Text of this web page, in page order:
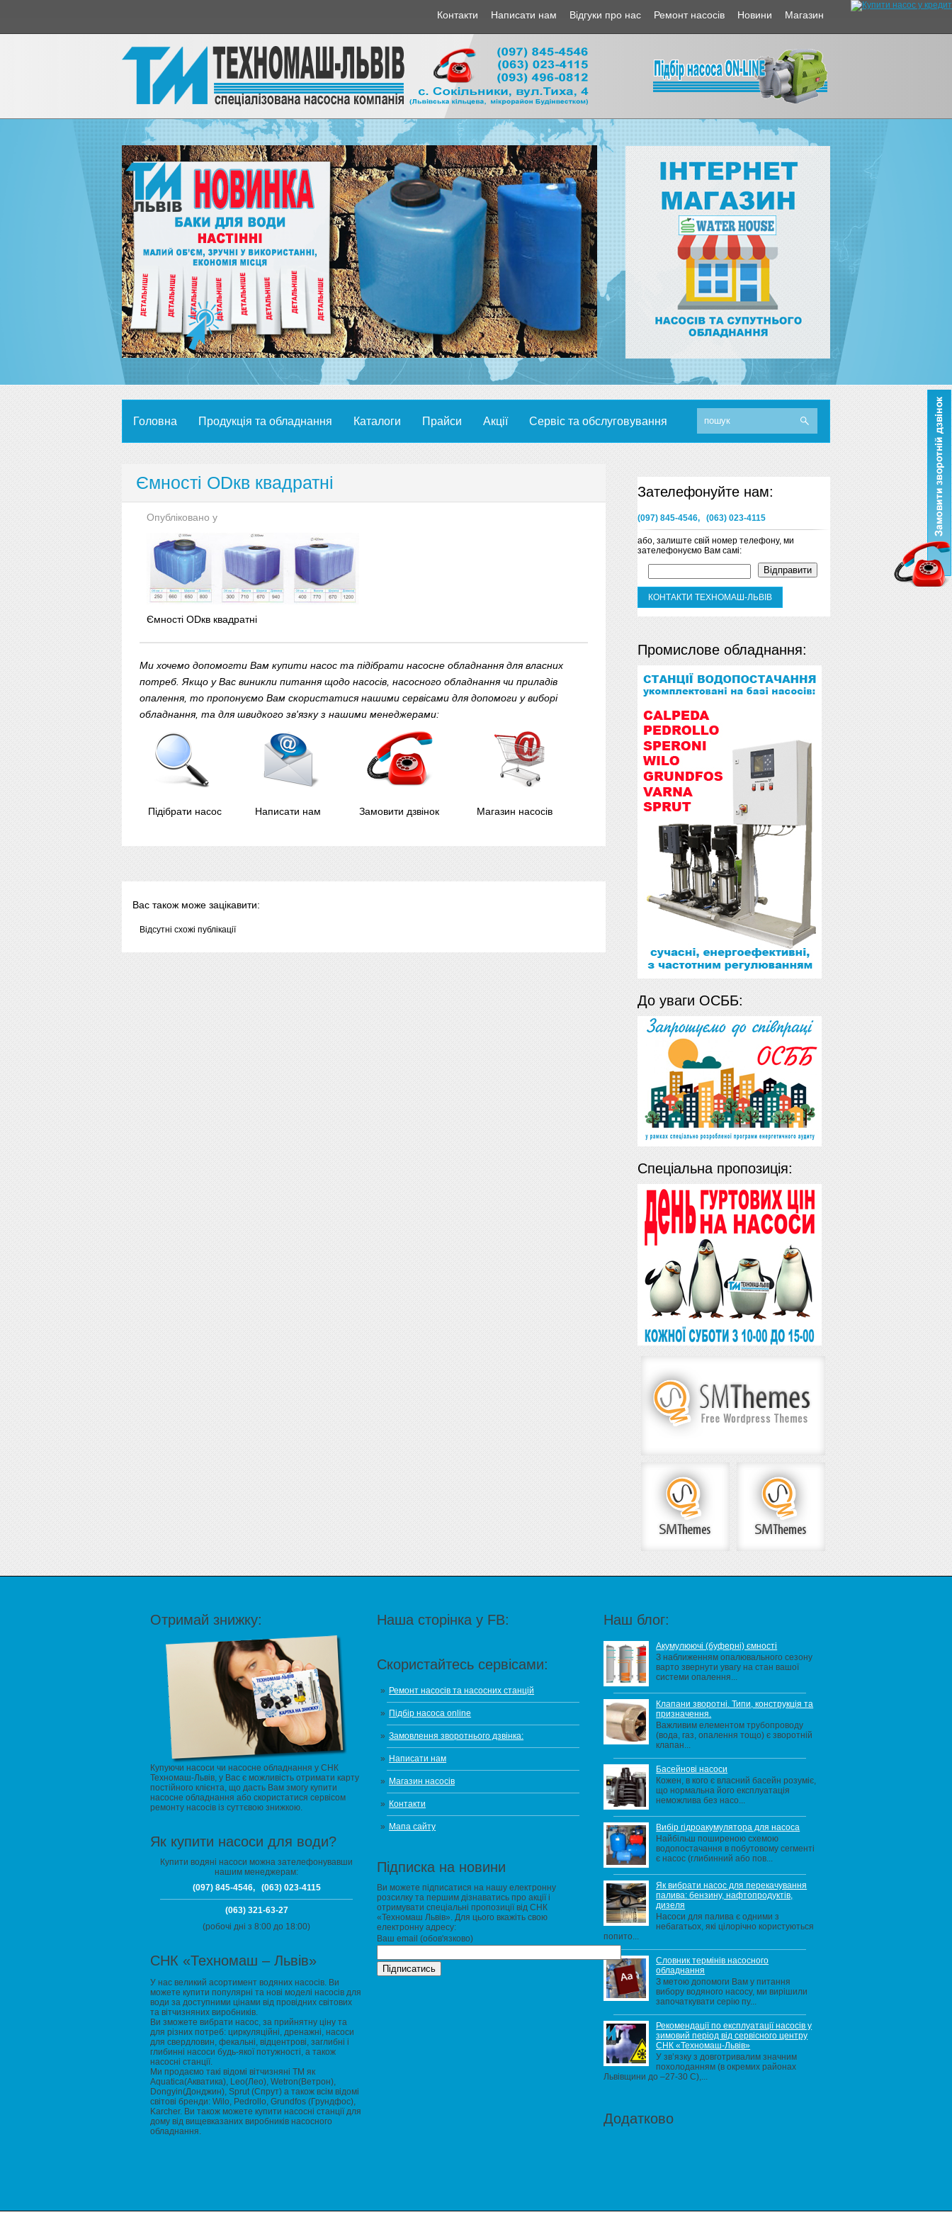
Контакти Написати нам Відгуки про нас Ремонт насосів Новини Магазин
Головна Продукція та обладнання Каталоги Прайси Акції Сервіс та обслуговування
Зателефонуйте нам:
(097) 845-4546, (063) 023-4115
або, залиште свій номер телефону, ми
зателефонуємо Вам самі:
КОНТАКТИ ТЕХНОМАШ-ЛЬВІВ
Промислове обладнання:
До уваги ОСББ:
Спеціальна пропозиція:
Ємності ODкв квадратні
Опубліковано у
Ємності ODкв квадратні
Ми хочемо допомогти Вам купити насос та підібрати насосне обладнання для власних
потреб. Якщо у Вас виникли питання щодо насосів, насосного обладнання чи приладів
опалення, то пропонуємо Вам скористатися нашими сервісами для допомоги у виборі
обладнання, та для швидкого зв'язку з нашими менеджерами:
Підібрати насос Написати нам Замовити дзвінок Магазин насосів
Вас також може зацікавити:
Відсутні схожі публікації
Отримай знижку:
Купуючи насоси чи насосне обладнання у СНК
Техномаш-Львів, у Вас є можливість отримати карту
постійного клієнта, що дасть Вам змогу купити
насосне обладнання або скористатися сервісом
ремонту насосів із суттєвою знижкою.
Як купити насоси для води?
Купити водяні насоси можна зателефонувавши
нашим менеджерам:
(097) 845-4546, (063) 023-4115
(063) 321-63-27
(робочі дні з 8:00 до 18:00)
СНК «Техномаш – Львів»
У нас великий асортимент водяних насосів. Ви
можете купити популярні та нові моделі насосів для
води за доступними цінами від провідних світових
та вітчизняних виробників.
Ви зможете вибрати насос, за прийнятну ціну та
для різних потреб: циркуляційні, дренажні, насоси
для свердловин, фекальні, відцентрові, заглибні і
глибинні насоси будь-якої потужності, а також
насосні станції.
Ми продаємо такі відомі вітчизняні ТМ як
Aquatica(Акватика), Leo(Лео), Wetron(Ветрон),
Dongyin(Донджин), Sprut (Спрут) а також всім відомі
світові бренди: Wilo, Pedrollo, Grundfos (Грундфос),
Karcher. Ви також можете купити насосні станції для
дому від вищевказаних виробників насосного
обладнання.
Наша сторінка у FB:
Скористайтесь сервісами:
Ремонт насосів та насосних станцій
Підбір насоса online
Замовлення зворотнього дзвінка:
Написати нам
Магазин насосів
Контакти
Мапа сайту
Підписка на новини
Ви можете підписатися на нашу електронну
розсилку та першим дізнаватись про акції і
отримувати спеціальні пропозиції від СНК
«Техномаш Львів». Для цього вкажіть свою
електронну адресу:
Ваш email (обов'язково)
Наш блог:
Акумулюючі (буферні) ємності
З наближенням опалювального сезону
варто звернути увагу на стан вашої
системи опалення...
Клапани зворотні. Типи, конструкція та
призначення.
Важливим елементом трубопроводу
(вода, газ, опалення тощо) є зворотній
клапан...
Басейнові насоси
Кожен, в кого є власний басейн розуміє,
що нормальна його експлуатація
неможлива без насо...
Вибір гідроакумулятора для насоса
Найбільш поширеною схемою
водопостачання в побутовому сегменті
є насос (глибинний або пов...
Як вибрати насос для перекачування
палива: бензину, нафтопродуктів,
дизеля
Насоси для палива є одними з
небагатьох, які цілорічно користуються
попито...
Словник термінів насосного
обладнання
З метою допомоги Вам у питання
вибору водяного насосу, ми вирішили
започаткувати серію пу...
Рекомендації по експлуатації насосів у
зимовий період від сервісного центру
СНК «Техномаш-Львів»
У зв’язку з довготривалим значним
похолоданням (в окремих районах
Львівщини до –27-30 С),...
Додатково